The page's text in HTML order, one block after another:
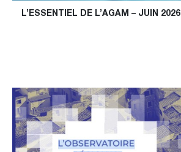
L’ESSENTIEL DE L’AGAM – JUIN 2026